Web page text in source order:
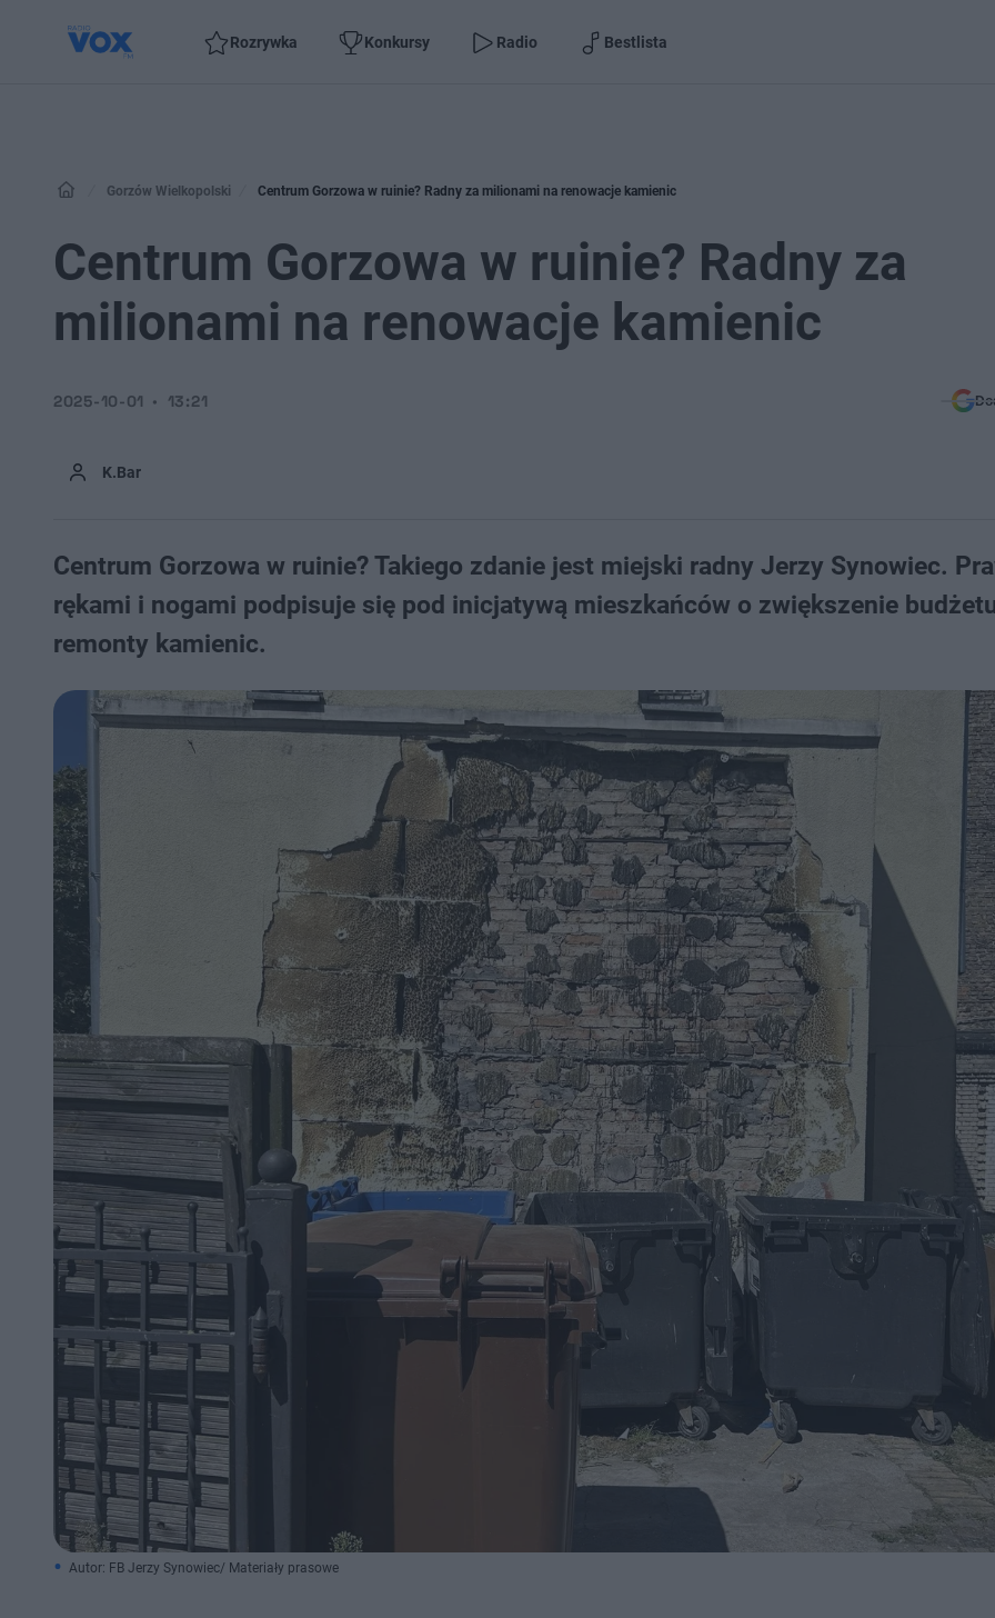
Rozrywka Konkursy Radio Bestlista
Gorzów Wielkopolski Centrum Gorzowa w ruinie? Radny za milionami na renowacje kamienic
Centrum Gorzowa w ruinie? Radny za
milionami na renowacje kamienic
K.Bar
2025-10-01 13:21
Centrum Gorzowa w ruinie? Takiego zdanie jest miejski radny Jerzy Synowiec.
rękami i nogami podpisuje się pod inicjatywą mieszkańców o zwiększenie
remonty kamienic.
Autor: FB Jerzy Synowiec/ Materiały prasowe